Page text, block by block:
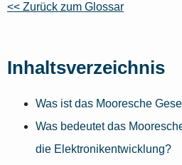
<< Zurück zum Glossar
Inhaltsverzeichnis
Was ist das Mooresche
Was bedeutet das
die Elektronikentwicklung?